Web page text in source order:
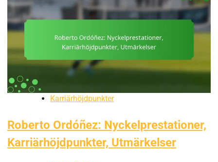
Karriärhöjdpunkter
Roberto Ordóñez: Nyckelprestationer,
Karriärhöjdpunkter, Utmärkelser